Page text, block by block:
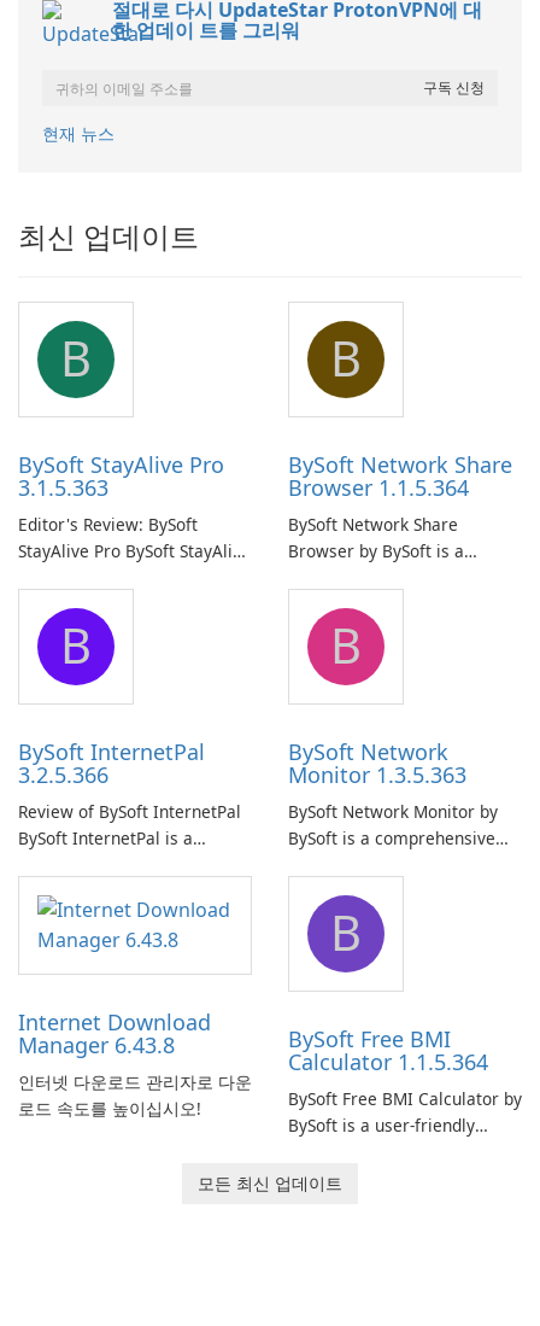
절대로 다시 UpdateStar ProtonVPN에 대
한 업데이 트를 그리워
현재 뉴스
최신 업데이트
B
BySoft StayAlive Pro
3.1.5.363
Editor's Review: BySoft
StayAlive Pro BySoft StayAlive
application designed to
ensure the continuous and
uninterrupted operation of
your computer system.
B
BySoft Network Share
Browser 1.1.5.364
BySoft Network Share
Browser by BySoft is a
application that allows users
to easily browse and manage
shared folders on their
network.
B
BySoft InternetPal
3.2.5.366
Review of BySoft InternetPal
BySoft InternetPal is a
application designed to
monitor your internet
connection and provide real-
time insights into its
B
BySoft Network
Monitor 1.3.5.363
BySoft Network Monitor by
BySoft is a comprehensive
designed to help businesses
effectively manage their
network infrastructure.
Internet Download
Manager 6.43.8
인터넷 다운로드 관리자로 다운
로드 속도를 높이십시오!
B
BySoft Free BMI
Calculator 1.1.5.364
BySoft Free BMI Calculator by
BySoft is a user-friendly
designed to help you
모든 최신 업데이트